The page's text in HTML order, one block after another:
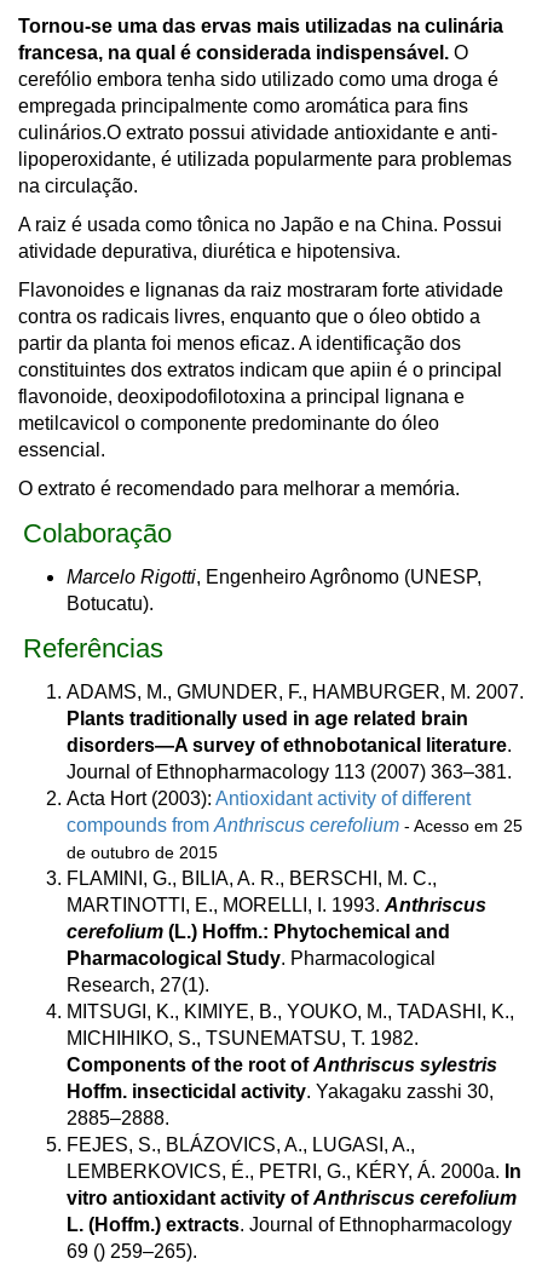
Tornou-se uma das ervas mais utilizadas na culinária
francesa, na qual é considerada indispensável. O
cerefólio embora tenha sido utilizado como uma droga é
empregada principalmente como aromática para fins
culinários.O extrato possui atividade antioxidante e anti-
lipoperoxidante, é utilizada popularmente para problemas
na circulação.
A raiz é usada como tônica no Japão e na China. Possui
atividade depurativa, diurética e hipotensiva.
Flavonoides e lignanas da raiz mostraram forte atividade
contra os radicais livres, enquanto que o óleo obtido a
partir da planta foi menos eficaz. A identificação dos
constituintes dos extratos indicam que apiin é o principal
flavonoide, deoxipodofilotoxina a principal lignana e
metilcavicol o componente predominante do óleo
essencial.
O extrato é recomendado para melhorar a memória.
Colaboração
Marcelo Rigotti, Engenheiro Agrônomo (UNESP,
Botucatu).
Referências
ADAMS, M., GMUNDER, F., HAMBURGER, M. 2007.
Plants traditionally used in age related brain
disorders—A survey of ethnobotanical literature.
Journal of Ethnopharmacology 113 (2007) 363–381.
Acta Hort (2003): Antioxidant activity of different
compounds from Anthriscus cerefolium - Acesso em 25
de outubro de 2015
FLAMINI, G., BILIA, A. R., BERSCHI, M. C.,
MARTINOTTI, E., MORELLI, I. 1993. Anthriscus
cerefolium (L.) Hoffm.: Phytochemical and
Pharmacological Study. Pharmacological
Research, 27(1).
MITSUGI, K., KIMIYE, B., YOUKO, M., TADASHI, K.,
MICHIHIKO, S., TSUNEMATSU, T. 1982.
Components of the root ofAnthriscus sylestris
Hoffm. insecticidal activity. Yakagaku zasshi 30,
2885–2888.
FEJES, S., BLÁZOVICS, A., LUGASI, A.,
LEMBERKOVICS, É., PETRI, G., KÉRY, Á. 2000a. In
vitro antioxidant activity ofAnthriscus cerefolium
L. (Hoffm.) extracts. Journal of Ethnopharmacology
69 () 259–265).